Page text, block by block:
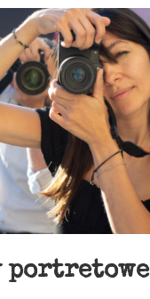
portretowe